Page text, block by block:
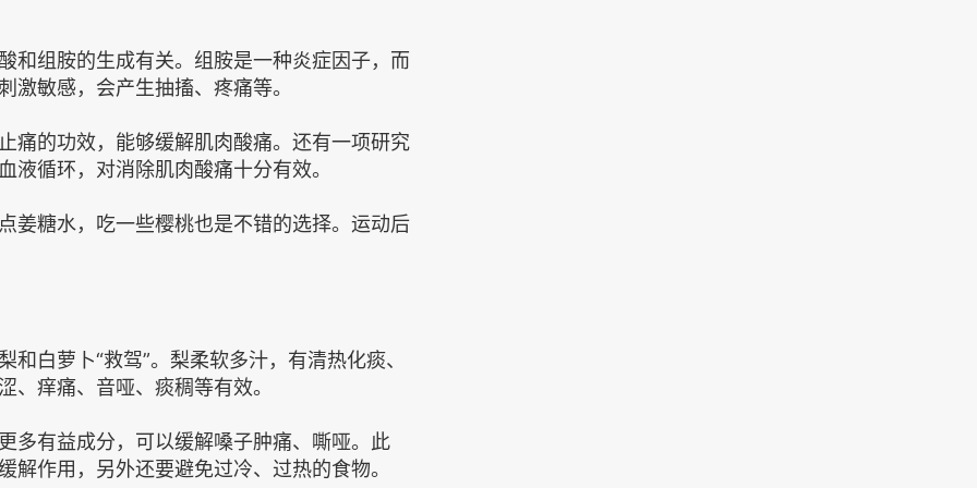
和组胺的生成有关。组胺是一种炎症因子，而
激敏感，会产生抽搐、疼痛等。
痛的功效，能够缓解肌肉酸痛。还有一项研究
液循环，对消除肌肉酸痛十分有效。
姜糖水，吃一些樱桃也是不错的选择。运动后
白萝卜“救驾”。梨柔软多汁，有清热化痰、
、痒痛、音哑、痰稠等有效。
多有益成分，可以缓解嗓子肿痛、嘶哑。此
作用，另外还要避免过冷、过热的食物。